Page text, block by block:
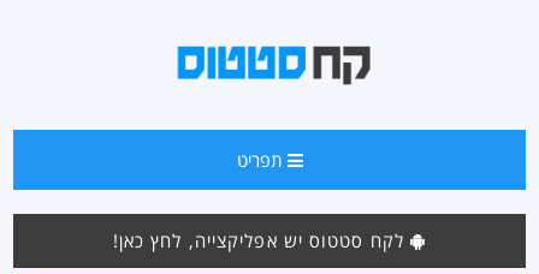
תפריט
לקח סטטוס יש אפליקצייה, לחץ כאן!